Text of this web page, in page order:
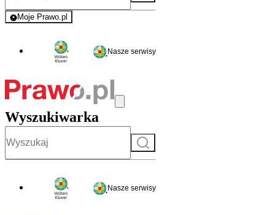
Moje Prawo.pl
- rejestracja i logowanie do serwisu
Nasze serwisy
Wyszukiwarka
Szukaj
Nasze serwisy